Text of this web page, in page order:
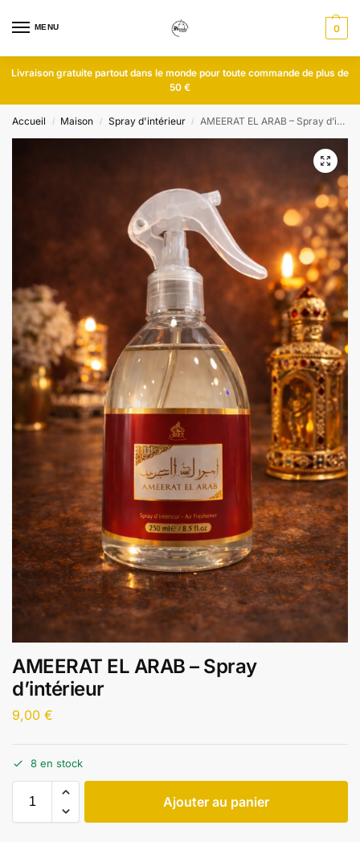
MENU 0
Livraison gratuite partout dans le monde pour toute commande de plus de
50 €
Accueil / Maison / Spray d'intérieur / AMEERAT EL ARAB – Spray d’intérieur
AMEERAT EL ARAB – Spray
d’intérieur
9,00 €
8 en stock
Ajouter au panier